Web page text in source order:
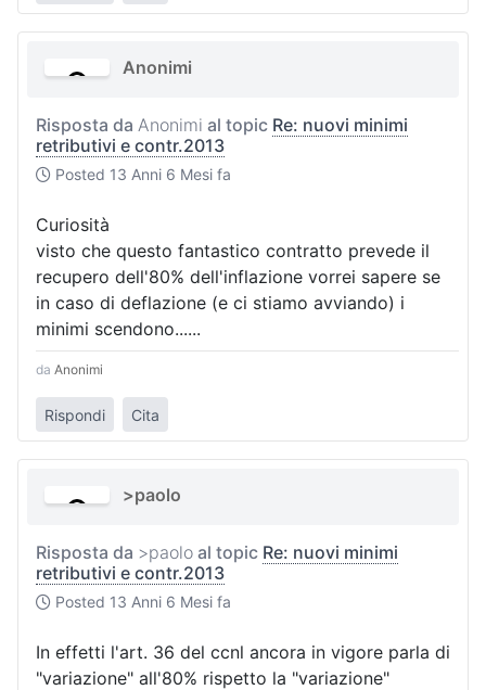
Anonimi
Risposta da Anonimi al topic Re: nuovi minimi
retributivi e contr.2013
Posted 13 Anni 6 Mesi fa
Curiosità
visto che questo fantastico contratto prevede il
recupero dell'80% dell'inflazione vorrei sapere se
in caso di deflazione (e ci stiamo avviando) i
minimi scendono......
da Anonimi
Rispondi Cita
>paolo
Risposta da >paolo al topic Re: nuovi minimi
retributivi e contr.2013
Posted 13 Anni 6 Mesi fa
In effetti l'art. 36 del ccnl ancora in vigore parla di
"variazione" all'80% rispetto la "variazione"